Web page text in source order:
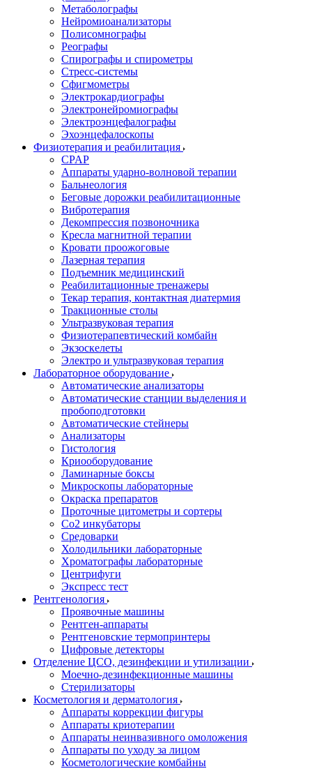
Метаболографы
Нейромиоанализаторы
Полисомнографы
Реографы
Спирографы и спирометры
Стресс-системы
Сфигмометры
Электрокардиографы
Электронейромиографы
Электроэнцефалографы
Эхоэнцефалоскопы
Физиотерапия и реабилитация
CPAP
Аппараты ударно-волновой терапии
Бальнеология
Беговые дорожки реабилитационные
Вибротерапия
Декомпрессия позвоночника
Кресла магнитной терапии
Кровати проожоговые
Лазерная терапия
Подъемник медицинский
Реабилитационные тренажеры
Текар терапия, контактная диатермия
Тракционные столы
Ультразвуковая терапия
Физиотерапевтический комбайн
Экзоскелеты
Электро и ультразвуковая терапия
Лабораторное оборудование
Автоматические анализаторы
Автоматические станции выделения и
пробоподготовки
Автоматические стейнеры
Анализаторы
Гистология
Криооборудование
Ламинарные боксы
Микроскопы лабораторные
Окраска препаратов
Проточные цитометры и сортеры
Со2 инкубаторы
Средоварки
Холодильники лабораторные
Хроматографы лабораторные
Центрифуги
Экспресс тест
Рентгенология
Проявочные машины
Рентген-аппараты
Рентгеновские термопринтеры
Цифровые детекторы
Отделение ЦСО, дезинфекции и утилизации
Моечно-дезинфекционные машины
Стерилизаторы
Косметология и дерматология
Аппараты коррекции фигуры
Аппараты криотерапии
Аппараты неинвазивного омоложения
Аппараты по уходу за лицом
Косметологические комбайны